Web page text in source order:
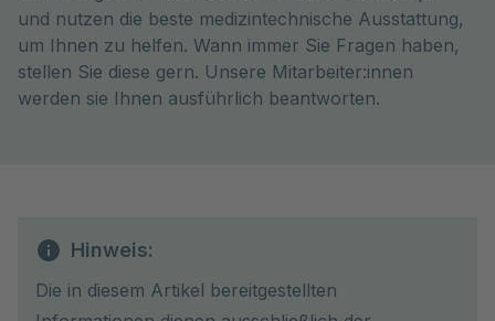
und nutzen die beste medizintechnische Ausstattung,
um Ihnen zu helfen. Wann immer Sie Fragen haben,
stellen Sie diese gern. Unsere Mitarbeiter:innen
werden sie Ihnen ausführlich beantworten.
Hinweis:
Die in diesem Artikel bereitgestellten